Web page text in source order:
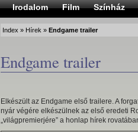
Irodalom Film Színház
Index » Hírek » Endgame trailer
Endgame trailer
Elkészült az Endgame első trailere. A
nyár végére elkészülnek az első eredeti
„világpremierjére” a honlap hírek